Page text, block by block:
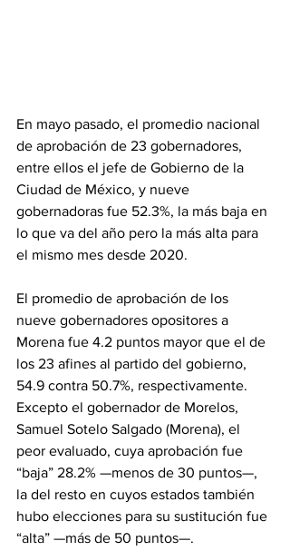
En mayo pasado, el promedio nacional
de aprobación de 23 gobernadores,
entre ellos el jefe de Gobierno de la
Ciudad de México, y nueve
gobernadoras fue 52.3%, la más baja en
lo que va del año pero la más alta para
el mismo mes desde 2020.
El promedio de aprobación de los
nueve gobernadores opositores a
Morena fue 4.2 puntos mayor que el de
los 23 afines al partido del gobierno,
54.9 contra 50.7%, respectivamente.
Excepto el gobernador de Morelos,
Samuel Sotelo Salgado (Morena), el
peor evaluado, cuya aprobación fue
“baja” 28.2% —menos de 30 puntos—,
la del resto en cuyos estados también
hubo elecciones para su sustitución fue
“alta” —más de 50 puntos—.